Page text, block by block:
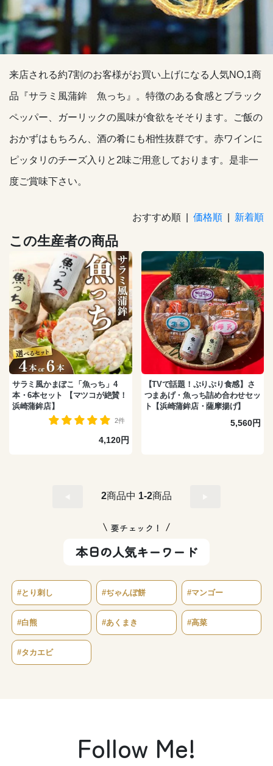
来店される約7割のお客様がお買い上げになる人気NO,1商
品『サラミ風蒲鉾 魚っち』。特徴のある食感とブラック
ペッパー、ガーリックの風味が食欲をそそります。ご飯の
おかずはもちろん、酒の肴にも相性抜群です。赤ワインに
ピッタリのチーズ入りと2味ご用意しております。是非一
度ご賞味下さい。
おすすめ順 | 価格順 新着順
この生産者の商品
サラミ風かまぼこ「魚っち」4
本・6本セット 【マツコが絶賛！
浜崎蒲鉾店】
2件
4,120円
【TVで話題！ぷりぷり食感】さ
つまあげ・魚っち詰め合わせセッ
ト【浜崎蒲鉾店・薩摩揚げ】
5,560円
2商品中 1-2商品
要チェック！
本日の人気キーワード
#とり刺し #ぢゃんぼ餅 #マンゴー
#白熊 #あくまき #高菜
#タカエビ
Follow Me!